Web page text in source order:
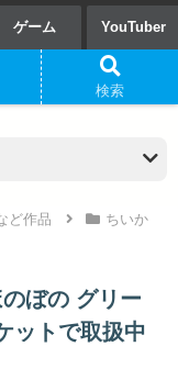
ゲーム YouTuber
ど作品
ちいか
ぼの グリー
ットで取扱中
検索